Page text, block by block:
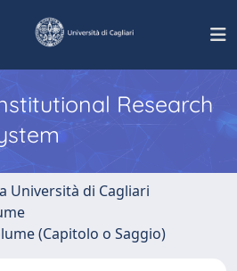
Research
Università di Cagliari
(Capitolo o Saggio)